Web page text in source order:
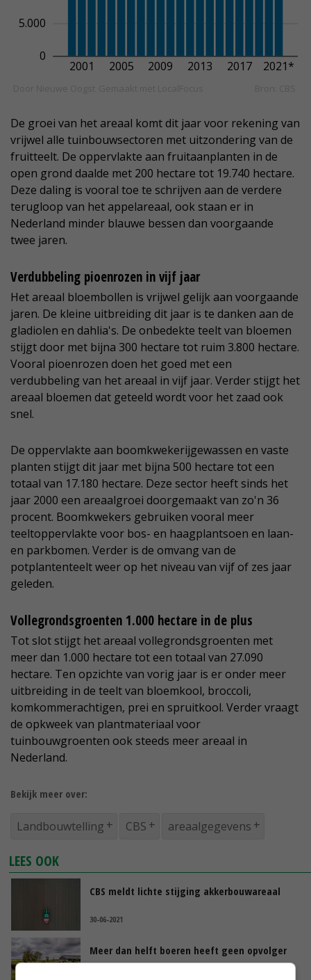
De groei van het areaal komt dit jaar voor rekening van
vrijwel alle tuinbouwsectoren met uitzondering van de
fruitteelt. De oppervlakte aan fruitaanplanten in de
open grond daalde met 200 hectare tot 19.740 hectare.
Deze daling is vooral toe te schrijven aan de verdere
terugloop van het appelareaal, ook staan er in
Nederland minder blauwe bessen dan voorgaande
twee jaren.
Verdubbeling pioenrozen in vijf jaar
Het areaal bloembollen is vrijwel gelijk aan voorgaande
jaren. De kleine uitbreiding dit jaar is te danken aan de
gladiolen en dahlia's. De onbedekte teelt van bloemen
stijgt door met bijna 300 hectare tot ruim 3.800 hectare.
Vooral pioenrozen doen het goed met een
verdubbeling van het areaal in vijf jaar. Verder stijgt het
areaal bloemen dat geteeld wordt voor het zaad ook
snel.
De oppervlakte aan boomkwekerijgewassen en vaste
planten stijgt dit jaar met bijna 500 hectare tot een
totaal van 17.180 hectare. Deze sector heeft sinds het
jaar 2000 een areaalgroei doorgemaakt van zo'n 36
procent. Boomkwekers gebruiken vooral meer
teeltoppervlakte voor bos- en haagplantsoen en laan-
en parkbomen. Verder is de omvang van de
potplantenteelt weer op het niveau van vijf of zes jaar
geleden.
Vollegrondsgroenten 1.000 hectare in de plus
Tot slot stijgt het areaal vollegrondsgroenten met
meer dan 1.000 hectare tot een totaal van 27.090
hectare. Ten opzichte van vorig jaar is er onder meer
uitbreiding in de teelt van bloemkool, broccoli,
komkommerachtigen, prei en spruitkool. Verder vraagt
de opkweek van plantmateriaal voor
tuinbouwgroenten ook steeds meer areaal in
Nederland.
Bekijk meer over:
Landbouwtelling CBS areaalgegevens
LEES OOK
CBS meldt lichte stijging akkerbouwareaal
30-06-2021
Meer dan helft boeren heeft geen opvolger